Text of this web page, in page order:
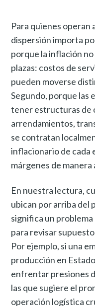
Para quienes operan
dispersión importa
porque la inflación no
plazas: costos de
pueden moverse
Segundo, porque las
tener estructuras de
arrendamientos,
se contratan
inflacionario de cada
márgenes de manera
En nuestra lectura,
ubican por arriba del
significa un
para revisar
Por ejemplo, si una
producción en
enfrentar presiones
las que sugiere el
operación logística